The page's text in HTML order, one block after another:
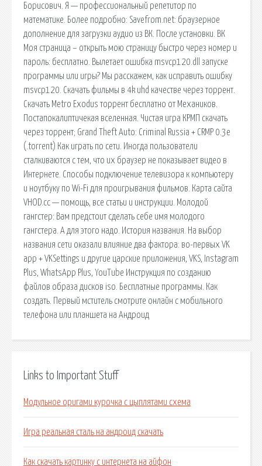
Борисович. Я — профессиональный репетитор по
математике. Более подробно: Savefrom.net: браузерное
дополнение для загрузки аудио из ВК. После установки. ВК
Моя страница – открыть мою страницу быстро через номер и
пароль: бесплатно. Вылетает ошибка msvcp120.dll запуске
программы или игры? Мы расскажем, как исправить ошибку
msvcp120. Скачать фильмы в 4k uhd качестве через торрент.
Скачать Metro Exodus торрент бесплатно от Механиков.
Постапокалиптичекая вселенная. Чистая игра КРМП скачать
через торрент; Grand Theft Auto: Criminal Russia + CRMP 0.3e
(.torrent) Как играть по сети. Иногда пользователи
сталкиваются с тем, что их браузер не показывает видео в
Интернете. Способы подключение телевизора к компьютеру
и ноутбуку по Wi-Fi для проигрывания фильмов. Карта сайта
VHOD.cc — помощь, все статьи и инструкции. Молодой
гангстер: Вам предстоит сделать себе имя молодого
гангстера. А для этого надо. История названия. На выбор
названия сети оказали влияние два фактора: во-первых VK
app + VKSettings и другие царские приложения, VKS, Instagram
Plus, WhatsApp Plus, YouTube Инструкция по созданию
файлов образа дисков iso. Бесплатные программы. Как
создать. Первый мститель смотрите онлайн c мобильного
телефона или планшета на Андроид
Links to Important Stuff
Модульное оригами курочка с цыплятами схема
Игра реальная сталь на андроид скачать
Как скачать картинку с интернета на айфон